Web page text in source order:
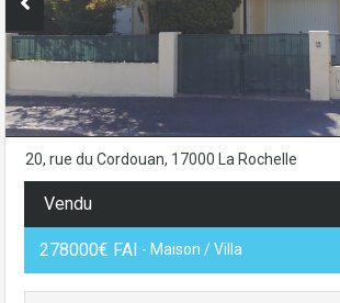
20, rue du Cordouan, 17000 La Rochelle
Vendu
278000€ FAI - Maison / Villa